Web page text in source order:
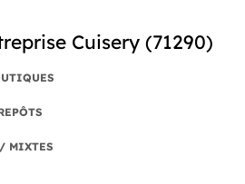
Cuisery (71290)
MIXTES